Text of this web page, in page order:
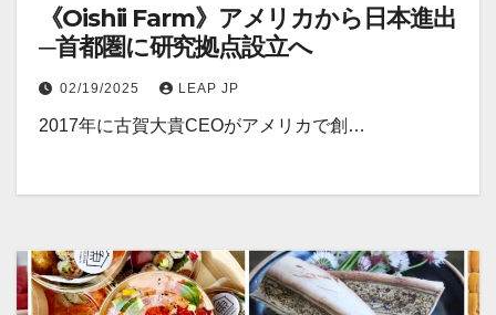
《Oishii Farm》アメリカから日本進出
─首都圏に研究拠点設立へ
02/19/2025 LEAP JP
2017年に古賀大貴CEOがアメリカで創…